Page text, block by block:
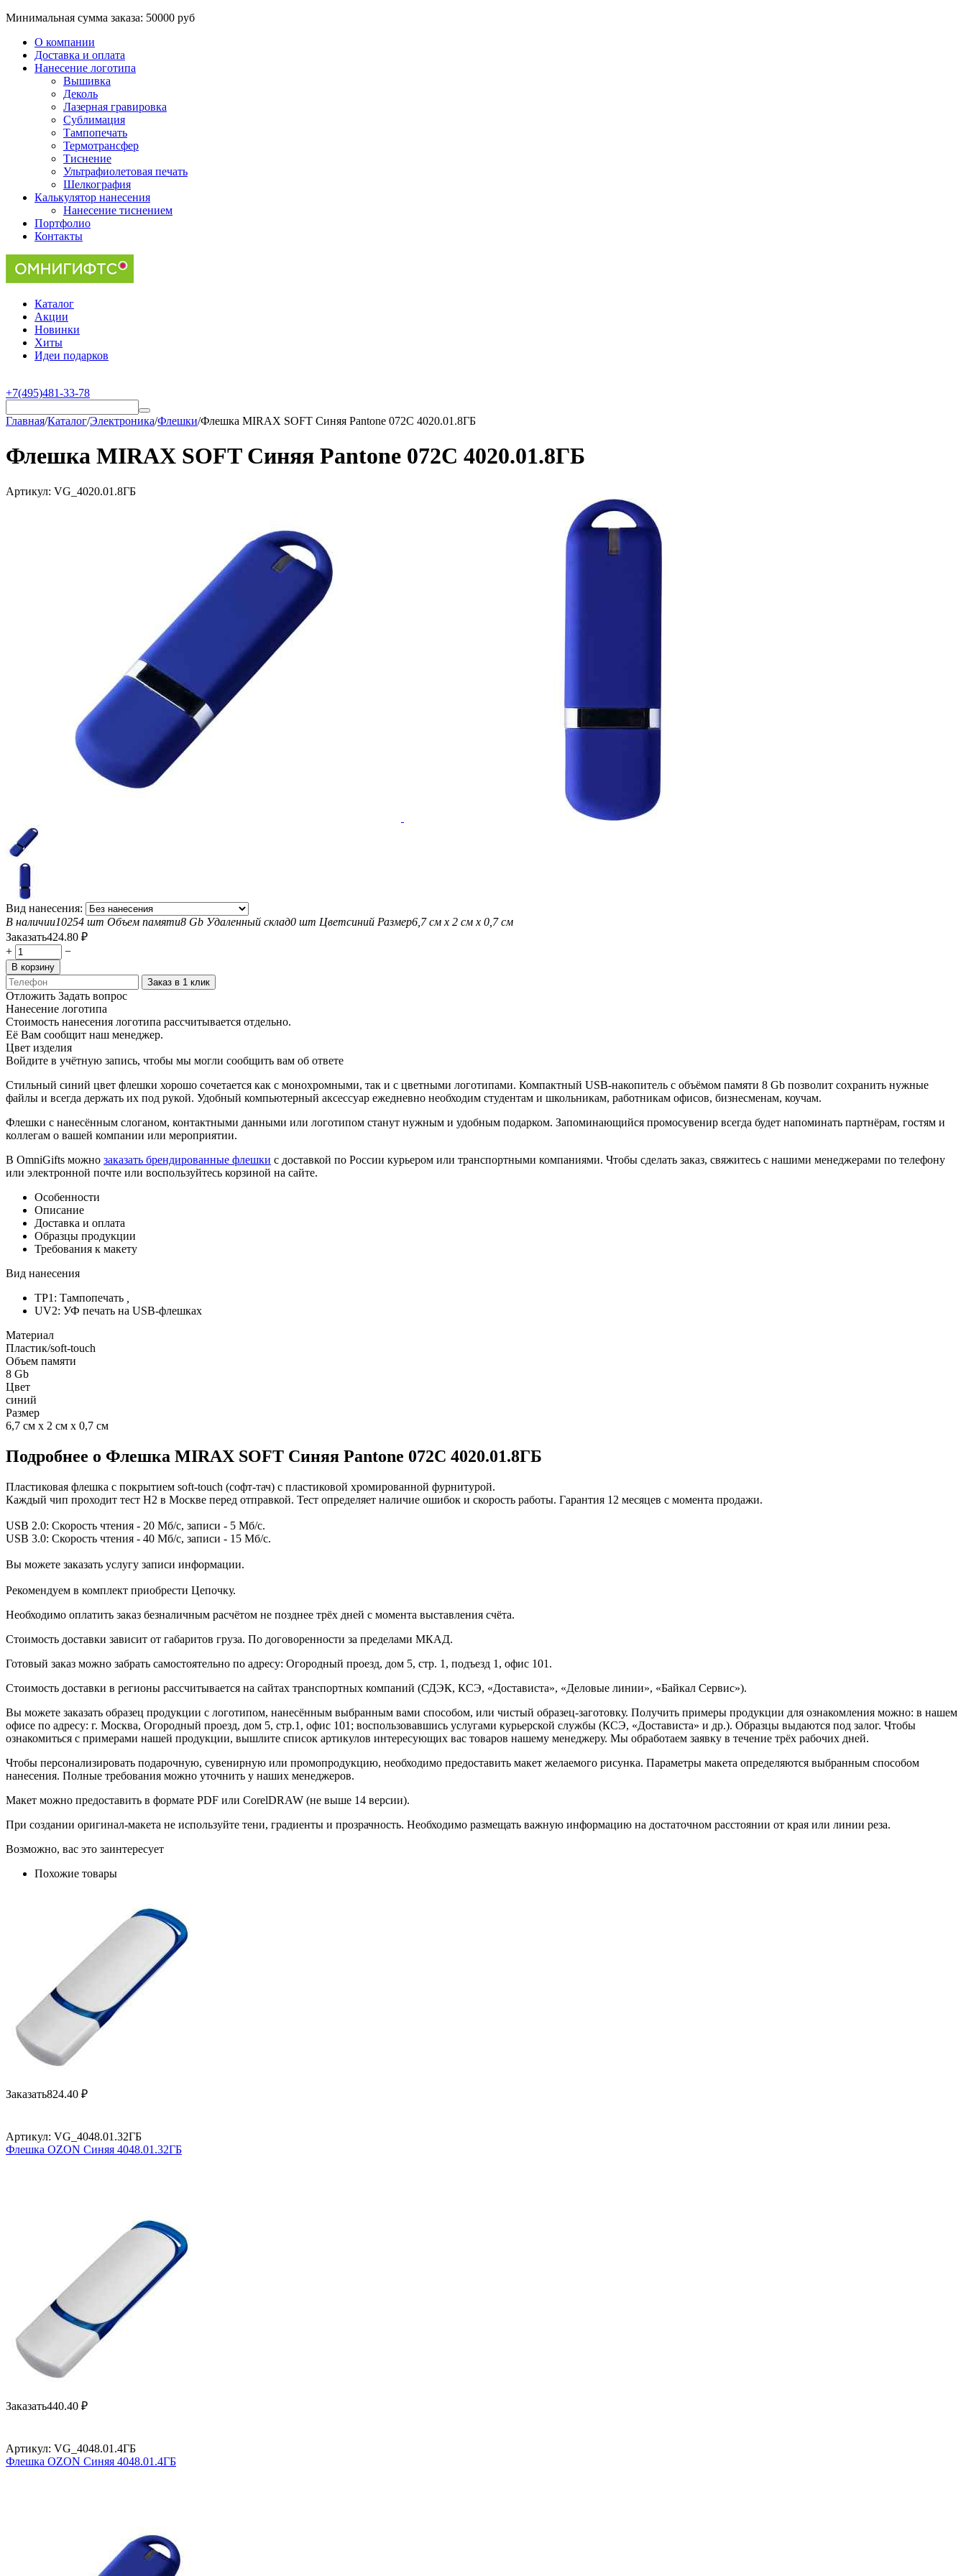
Минимальная сумма заказа: 50000 руб
О компании
Доставка и оплата
Нанесение логотипа
Вышивка
Деколь
Лазерная гравировка
Сублимация
Тампопечать
Термотрансфер
Тиснение
Ультрафиолетовая печать
Шелкография
Калькулятор нанесения
Нанесение тиснением
Портфолио
Контакты
Каталог
Акции
Новинки
Хиты
Идеи подарков
+7(495)481-33-78
Главная/Каталог/Электроника/Флешки/Флешка MIRAX SOFT Синяя Pantone 072C 4020.01.8ГБ
Флешка MIRAX SOFT Синяя Pantone 072C 4020.01.8ГБ
Артикул: VG_4020.01.8ГБ
Вид нанесения:
В наличии10254 шт Объем памяти8 Gb Удаленный склад0 шт Цветсиний Размер6,7 см х 2 см х 0,7 см
Заказать424.80 ₽
+
−
В корзину
Заказ в 1 клик
Отложить Задать вопрос
Нанесение логотипа
Стоимость нанесения логотипа рассчитывается отдельно.
Её Вам сообщит наш менеджер.
Цвет изделия
Войдите в учётную запись, чтобы мы могли сообщить вам об ответе
Стильный синий цвет флешки хорошо сочетается как с монохромными, так и с цветными логотипами. Компактный USB-накопитель с объёмом памяти 8 Gb позволит сохранить нужные
файлы и всегда держать их под рукой. Удобный компьютерный аксессуар ежедневно необходим студентам и школьникам, работникам офисов, бизнесменам, коучам.
Флешки с нанесённым слоганом, контактными данными или логотипом станут нужным и удобным подарком. Запоминающийся промосувенир всегда будет напоминать партнёрам, гостям и
коллегам о вашей компании или мероприятии.
В OmniGifts можно заказать брендированные флешки с доставкой по России курьером или транспортными компаниями. Чтобы сделать заказ, свяжитесь с нашими менеджерами по телефону
или электронной почте или воспользуйтесь корзиной на сайте.
Особенности
Описание
Доставка и оплата
Образцы продукции
Требования к макету
Вид нанесения
TP1: Тампопечать
UV2: УФ печать на USB-флешках
Материал
Пластик/soft-touch
Объем памяти
8 Gb
Цвет
синий
Размер
6,7 см х 2 см х 0,7 см
Подробнее о Флешка MIRAX SOFT Синяя Pantone 072C 4020.01.8ГБ
Пластиковая флешка с покрытием soft-touch (софт-тач) с пластиковой хромированной фурнитурой.
Каждый чип проходит тест H2 в Москве перед отправкой. Тест определяет наличие ошибок и скорость работы. Гарантия 12 месяцев с момента продажи.
USB 2.0: Скорость чтения - 20 Мб/с, записи - 5 Мб/с.
USB 3.0: Скорость чтения - 40 Мб/с, записи - 15 Мб/с.
Вы можете заказать услугу записи информации.
Рекомендуем в комплект приобрести Цепочку.
Необходимо оплатить заказ безналичным расчётом не позднее трёх дней с момента выставления счёта.
Стоимость доставки зависит от габаритов груза. По договоренности за пределами МКАД.
Готовый заказ можно забрать самостоятельно по адресу: Огородный проезд, дом 5, стр. 1, подъезд 1, офис 101.
Стоимость доставки в регионы рассчитывается на сайтах транспортных компаний (СДЭК, КСЭ, «Достависта», «Деловые линии», «Байкал Сервис»).
Вы можете заказать образец продукции с логотипом, нанесённым выбранным вами способом, или чистый образец-заготовку. Получить примеры продукции для ознакомления можно: в нашем
офисе по адресу: г. Москва, Огородный проезд, дом 5, стр.1, офис 101; воспользовавшись услугами курьерской службы (КСЭ, «Достависта» и др.). Образцы выдаются под залог. Чтобы
ознакомиться с примерами нашей продукции, вышлите список артикулов интересующих вас товаров нашему менеджеру. Мы обработаем заявку в течение трёх рабочих дней.
Чтобы персонализировать подарочную, сувенирную или промопродукцию, необходимо предоставить макет желаемого рисунка. Параметры макета определяются выбранным способом
нанесения. Полные требования можно уточнить у наших менеджеров.
Макет можно предоставить в формате PDF или CorelDRAW (не выше 14 версии).
При создании оригинал-макета не используйте тени, градиенты и прозрачность. Необходимо размещать важную информацию на достаточном расстоянии от края или линии реза.
Возможно, вас это заинтересует
Похожие товары
Заказать824.40 ₽
Артикул: VG_4048.01.32ГБ
Флешка OZON Синяя 4048.01.32ГБ
Заказать440.40 ₽
Артикул: VG_4048.01.4ГБ
Флешка OZON Синяя 4048.01.4ГБ